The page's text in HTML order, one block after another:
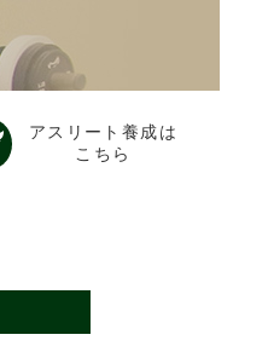
アスリート養成は
こちら